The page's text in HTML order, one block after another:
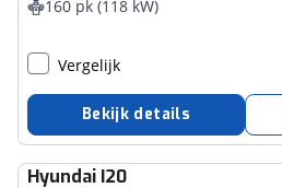
160 pk (118 kW)
Vergelijk
Bekijk details
Hyundai I20